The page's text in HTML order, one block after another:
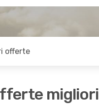
offerte
migliori